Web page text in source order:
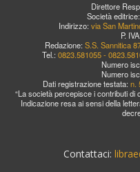
Direttore
Società editrice:
Indirizzo: via San
P. IVA:
Redazione: S.S. Sannitica
Tel.: 0823.581055 -
Numero
Numero
Dati registrazione testata: n.
“La società percepisce i contributi di
Indicazione resa ai sensi della
Contattaci: